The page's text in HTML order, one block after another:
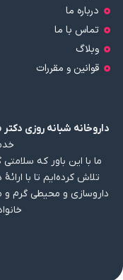
درباره ما
تماس با ما
وبلاگ
قوانین و مقررات
داروخانه شبانه روزی
ما با این باور که
تلاش کرده‌ایم تا با
داروسازی و محیطی گرم